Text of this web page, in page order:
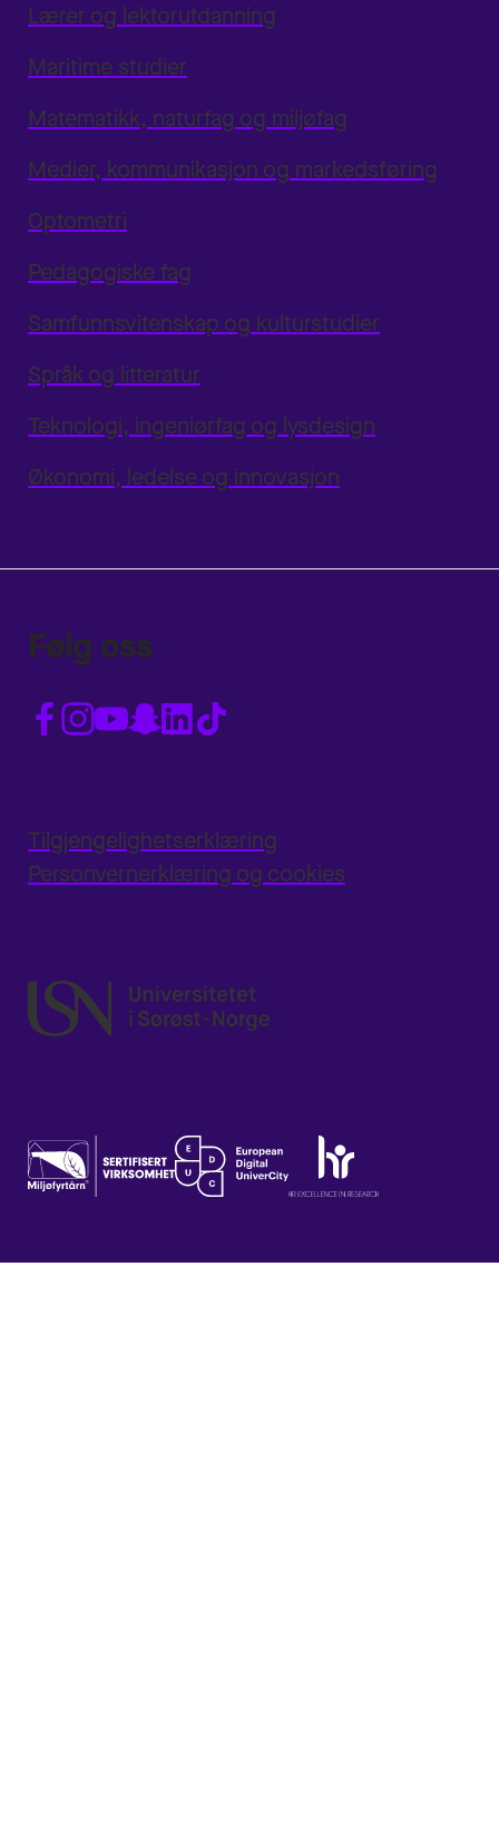
Lærer og lektorutdanning
Maritime studier
Matematikk, naturfag og miljøfag
Medier, kommunikasjon og markedsføring
Optometri
Pedagogiske fag
Samfunnsvitenskap og kulturstudier
Språk og litteratur
Teknologi, ingeniørfag og lysdesign
Økonomi, ledelse og innovasjon
Følg oss
Tilgjengelighetserklæring
Personvernerklæring og cookies